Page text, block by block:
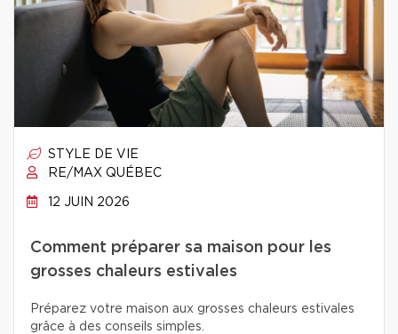
STYLE DE VIE
RE/MAX QUÉBEC
12 JUIN 2026
Comment préparer sa maison pour les
grosses chaleurs estivales
Préparez votre maison aux grosses chaleurs estivales
grâce à des conseils simples.